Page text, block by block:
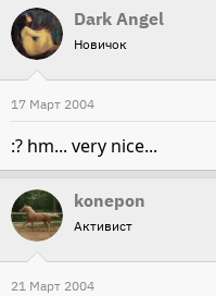
Dark Angel
Новичок
17 Март 2004
:? hm... very nice...
konepon
Активист
21 Март 2004